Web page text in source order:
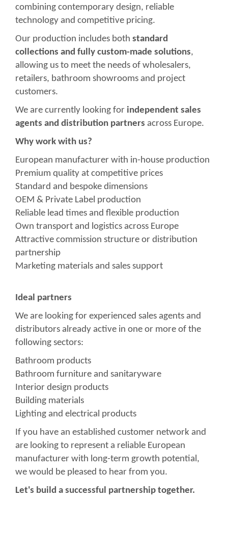
combining contemporary design, reliable
technology and competitive pricing.
Our production includes both standard
collections and fully custom-made solutions,
allowing us to meet the needs of wholesalers,
retailers, bathroom showrooms and project
customers.
We are currently looking for independent sales
agents and distribution partners across Europe.
Why work with us?
European manufacturer with in-house production
Premium quality at competitive prices
Standard and bespoke dimensions
OEM & Private Label production
Reliable lead times and flexible production
Own transport and logistics across Europe
Attractive commission structure or distribution
partnership
Marketing materials and sales support
Ideal partners
We are looking for experienced sales agents and
distributors already active in one or more of the
following sectors:
Bathroom products
Bathroom furniture and sanitaryware
Interior design products
Building materials
Lighting and electrical products
If you have an established customer network and
are looking to represent a reliable European
manufacturer with long-term growth potential,
we would be pleased to hear from you.
Let's build a successful partnership together.